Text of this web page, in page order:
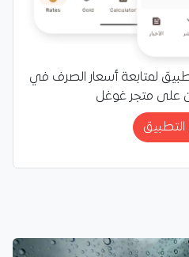
لمتابعة أسعار الصرف في
على متجر غوغل